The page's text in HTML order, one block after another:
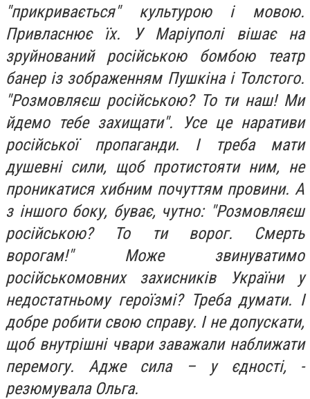
"прикривається" культурою і мовою.
Привласнює їх. У Маріуполі вішає на
зруйнований російською бомбою театр
банер із зображенням Пушкіна і Толстого.
"Розмовляєш російською? То ти наш! Ми
йдемо тебе захищати". Усе це наративи
російської пропаганди. І треба мати
душевні сили, щоб протистояти ним, не
проникатися хибним почуттям провини. А
з іншого боку, буває, чутно: "Розмовляєш
російською? То ти ворог. Смерть
ворогам!" Може звинуватимо
російськомовних захисників України у
недостатньому героїзмі? Треба думати. І
добре робити свою справу. І не допускати,
щоб внутрішні чвари заважали наближати
перемогу. Адже сила – у єдності, -
резюмувала Ольга.